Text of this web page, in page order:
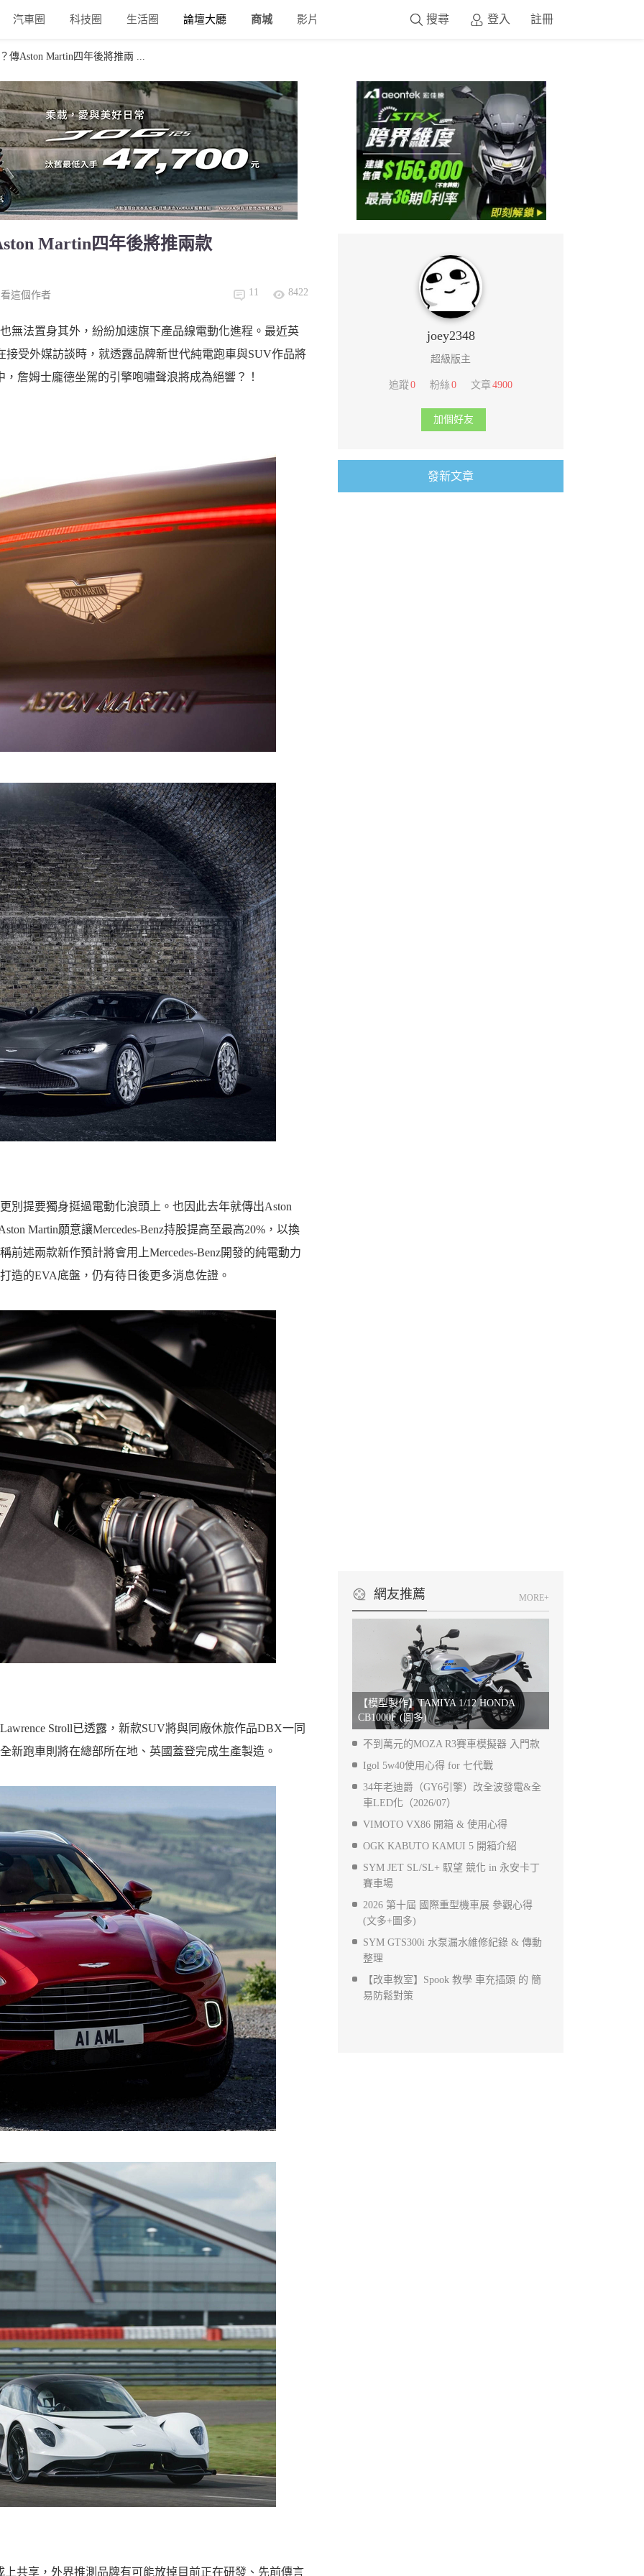
汽車圈 科技圈 生活圈 論壇大廳 商城 影片 登入 註冊
搜尋
傳Aston Martin四年後將推兩 ...
Martin四年後將推兩款
這個作者 11 8422
無法置身其外，紛紛加速旗下產品線電動化進程。最近英
接受外媒訪談時，就透露品牌新世代純電跑車與SUV作品將
詹姆士龐德坐駕的引擎咆嘯聲浪將成為絕響？！
別提要獨身挺過電動化浪頭上。也因此去年就傳出Aston
Martin願意讓Mercedes-Benz持股提高至最高20%，以換
述兩款新作預計將會用上Mercedes-Benz開發的純電動力
造的EVA底盤，仍有待日後更多消息佐證。
Stroll已透露，新款SUV將與同廠休旅作品DBX一同
新跑車則將在總部所在地、英國蓋登完成生產製造。
上共享，外界推測品牌有可能放掉目前正在研發、先前傳言
joey2348
超級版主
追蹤0 粉絲 0 文章4900
加個好友
發新文章
網友推薦 MORE+
【模型製作】TAMIYA 1/12 HONDA
CB1000F (圖多)
不到萬元的MOZA R3賽車模擬器 入門款
Igol 5w40使用心得 for 七代戰
34年老迪爵（GY6引擎）改全波發電&全
車LED化（2026/07）
VIMOTO VX86 開箱 & 使用心得
OGK KABUTO KAMUI 5 開箱介紹
SYM JET SL/SL+ 馭望 競化 in 永安卡丁
賽車場
2026 第十屆 國際重型機車展 參觀心得
(文多+圖多)
SYM GTS300i 水泵漏水維修紀錄 & 傳動
整理
【改車教室】Spook 教學 車充插頭 的 簡
易防鬆對策